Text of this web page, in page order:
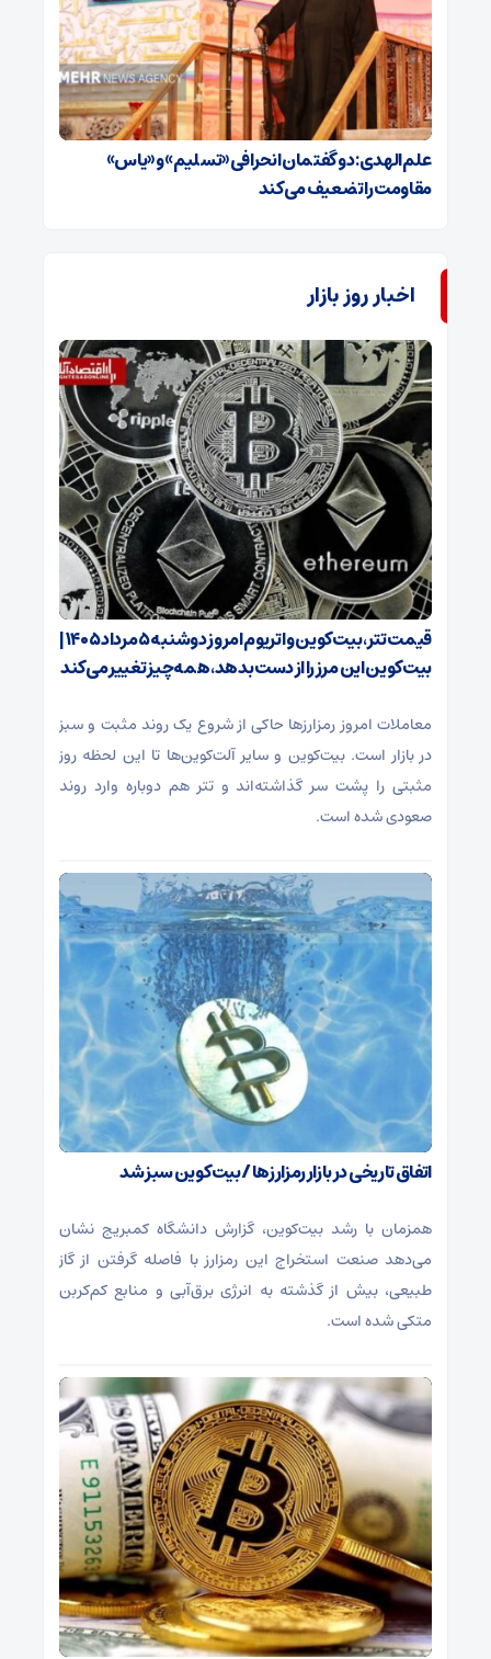
علم‌الهدی: دو گفتمان انحرافی «تسلیم» و «یاس»
مقاومت را تضعیف می‌کند
اخبار روز بازار
قیمت تتر، بیت‌کوین و اتریوم امروز دوشنبه ۵ مرداد ۱۴۰۵ |
بیت‌کوین این مرز را از دست بدهد، همه‌چیز تغییر می‌کند
معاملات امروز رمزارز‌ها حاکی از شروع یک روند مثبت و سبز
در بازار است. بیت‌کوین و سایر آلت‌کوین‌ها تا این لحظه روز
مثبتی را پشت سر گذاشته‌اند و تتر هم دوباره وارد روند
صعودی شده است.
اتفاق تاریخی در بازار رمزارزها / بیت‌کوین سبز شد
همزمان با رشد بیت‌کوین، گزارش دانشگاه کمبریج نشان
می‌دهد صنعت استخراج این رمزارز با فاصله گرفتن از گاز
طبیعی، بیش از گذشته به انرژی برق‌آبی و منابع کم‌کربن
متکی شده است.